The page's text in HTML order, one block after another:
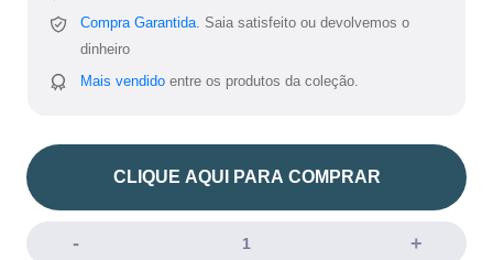
Compra Garantida. Saia satisfeito ou devolvemos o
dinheiro
Mais vendido entre os produtos da coleção.
CLIQUE AQUI PARA COMPRAR